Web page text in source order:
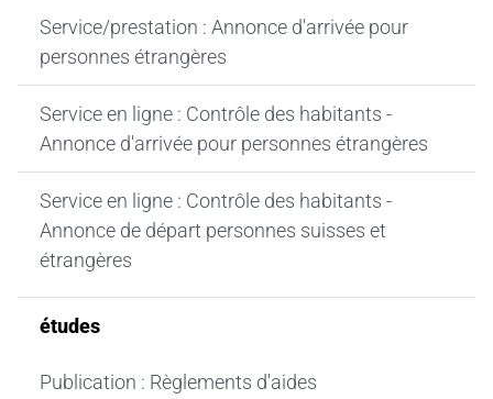
Service/prestation : Annonce d'arrivée pour
personnes étrangères
Service en ligne : Contrôle des habitants -
Annonce d'arrivée pour personnes étrangères
Service en ligne : Contrôle des habitants -
Annonce de départ personnes suisses et
étrangères
études
Publication : Règlements d'aides